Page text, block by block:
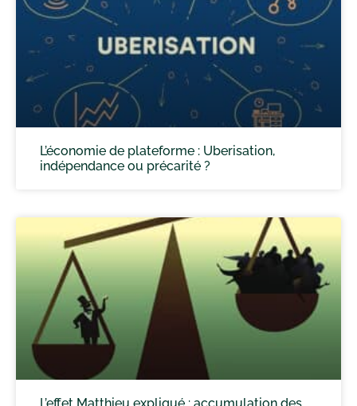
L’économie de plateforme : Uberisation,
indépendance ou précarité ?